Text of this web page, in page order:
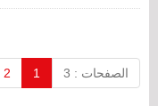
الصفحات : 3 1
2